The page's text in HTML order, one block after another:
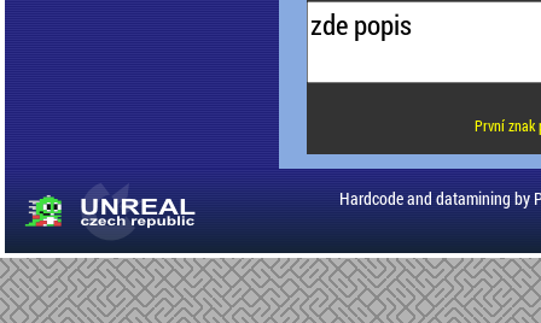
První znak
Hardcode and datamining by